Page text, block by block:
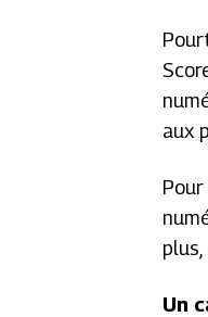
aux
Un